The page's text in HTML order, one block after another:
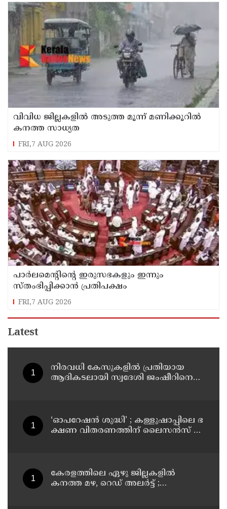
വിവിധ ജില്ലകളില്‍ അടുത്ത മൂന്ന് മണിക്കൂറില്‍
കനത്ത സാധ്യത
FRI,7 AUG 2026
പാര്‍ലമെന്റിന്റെ ഇരുസഭകളും ഇന്നും
സ്തംഭിപ്പിക്കാന്‍ പ്രതിപക്ഷം
FRI,7 AUG 2026
Latest
നിരവധി കേസുകളിൽ പ്രതിയായ
ആദികടലായി സ്വദേശി ജംഷീറിനെ
‘ഓ​പ​റേ​ഷ​ൻ ശു​ദ്ധി’ ; ക​ള്ളു​ഷാ​പ്പി​ലെ ഭ​
ക്ഷ​ണ വി​ത​ര​ണ​ത്തി​ന് ലൈ​സ​ൻ​സ് നി​
കേരളത്തിലെ ഏഴു ജില്ലകളിൽ
കനത്ത മഴ, റെഡ് അലർട്ട് ;